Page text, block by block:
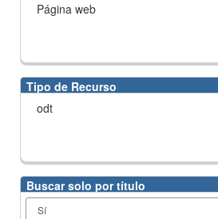
Página web
Tipo de Recurso
odt
Buscar solo por título